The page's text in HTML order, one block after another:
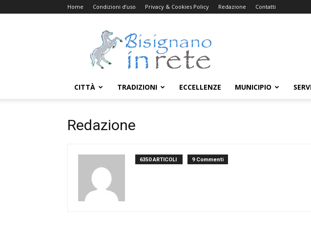
Home Condizioni d’uso Privacy & Cookies Policy Redazione Contatti
Bisignanoinrete.com
CITTÀ TRADIZIONI ECCELLENZE MUNICIPIO
Redazione
6350 ARTICOLI 9 Commenti